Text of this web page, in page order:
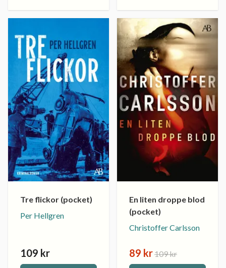
Tre flickor (pocket)
Per Hellgren
109 kr
En liten droppe blod
(pocket)
Christoffer Carlsson
89 kr109 kr